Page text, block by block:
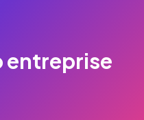
entreprise